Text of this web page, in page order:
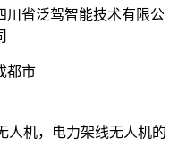
川省泛驾智能技术有限公
都市
人机，电力架线无人机的